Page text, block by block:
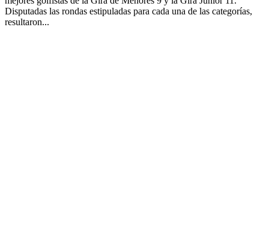
Disputadas las rondas estipuladas para cada una de las categorías,
resultaron...